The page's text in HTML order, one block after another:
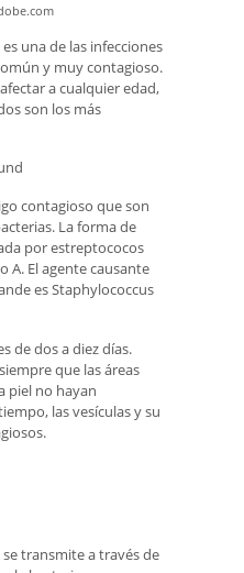
es una de las infecciones
y muy contagioso.
a cualquier edad,
son los más
contagioso que son
La forma de
por estreptococos
A. El agente causante
es Staphylococcus
de dos a diez días.
que las áreas
piel no hayan
las vesículas y su
se transmite a través de